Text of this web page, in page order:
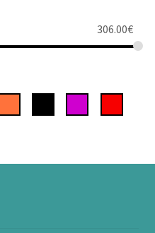
306.00€